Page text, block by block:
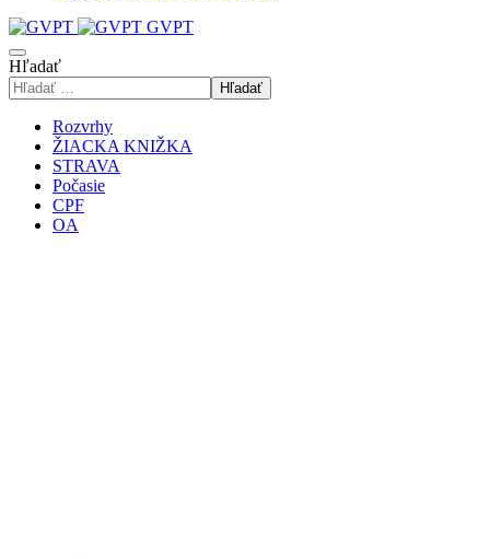
GVPT
Hľadať
Hľadať
Rozvrhy
ŽIACKA KNIŽKA
STRAVA
Počasie
CPF
OA